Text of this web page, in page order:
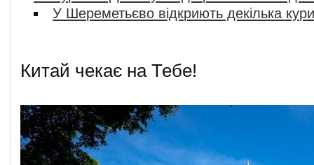
У Шереметьєво відкриють декілька
Китай чекає на Тебе!